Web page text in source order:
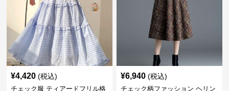
¥4,420 (税込)
チェック服 ティアードフリル格
¥6,940 (税込)
チェック柄ファッション ヘリン